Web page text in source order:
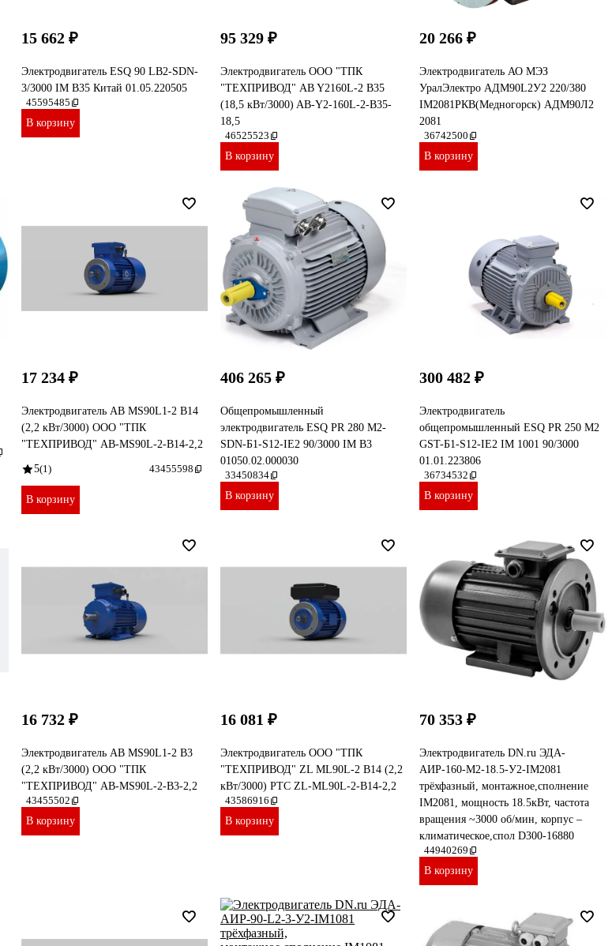
15 662 ₽
Электродвигатель ESQ 90 LB2-SDN-
3/3000 IM B35 Китай 01.05.220505
45595485
В корзину
95 329 ₽
Электродвигатель ООО "ТПК
"ТЕХПРИВОД" AB Y2160L-2 B35
(18,5 кВт/3000) AB-Y2-160L-2-B35-
18,5
46525523
В корзину
20 266 ₽
Электродвигатель АО МЭЗ
УралЭлектро АДМ90L2У2 220/380
IМ2081РКВ(Медногорск) АДМ90Л2
2081
36742500
В корзину
17 234 ₽
Электродвигатель AB MS90L1-2 B14
(2,2 кВт/3000) ООО "ТПК
"ТЕХПРИВОД" AB-MS90L-2-B14-2,2
5(1) 43455598
В корзину
406 265 ₽
Общепромышленный
электродвигатель ESQ PR 280 M2-
SDN-Б1-S12-IE2 90/3000 IM B3
01050.02.000030
33450834
В корзину
300 482 ₽
Электродвигатель
общепромышленный ESQ PR 250 M2
GST-Б1-S12-IE2 IM 1001 90/3000
01.01.223806
36734532
В корзину
16 732 ₽
Электродвигатель AB MS90L1-2 B3
(2,2 кВт/3000) ООО "ТПК
"ТЕХПРИВОД" AB-MS90L-2-B3-2,2
43455502
В корзину
16 081 ₽
Электродвигатель ООО "ТПК
"ТЕХПРИВОД" ZL ML90L-2 B14 (2,2
кВт/3000) РТС ZL-ML90L-2-B14-2,2
43586916
В корзину
70 353 ₽
Электродвигатель DN.ru ЭДА-
АИР-160-М2-18.5-У2-IM2081
трёхфазный, монтажное,сполнение
IM2081, мощность 18.5кВт, частота
вращения ~3000 об/мин, корпус –
климатическое,спол D300-16880
44940269
В корзину